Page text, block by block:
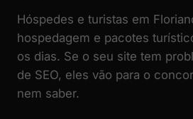
Hóspedes e turistas em
hospedagem e pacotes
os dias. Se o seu site tem
de SEO, eles vão para o
nem saber.